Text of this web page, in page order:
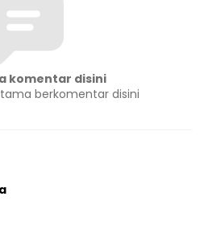
komentar disini
berkomentar disini